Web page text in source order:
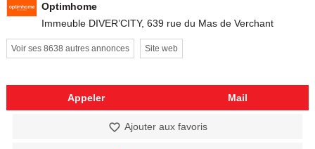
Optimhome
Immeuble DIVER’CITY, 639 rue du Mas de Verchant
Voir ses 8638 autres annonces Site web
Appeler Mail
Ajouter aux favoris